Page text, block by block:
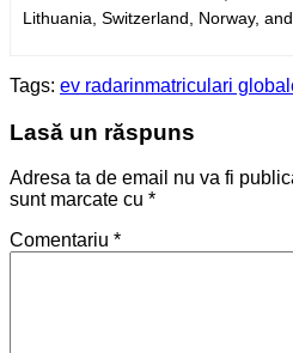
Lithuania, Switzerland, Norway,
Tags: ev radarinmatriculari
Lasă un răspuns
Adresa ta de email nu va fi
sunt marcate cu *
Comentariu *